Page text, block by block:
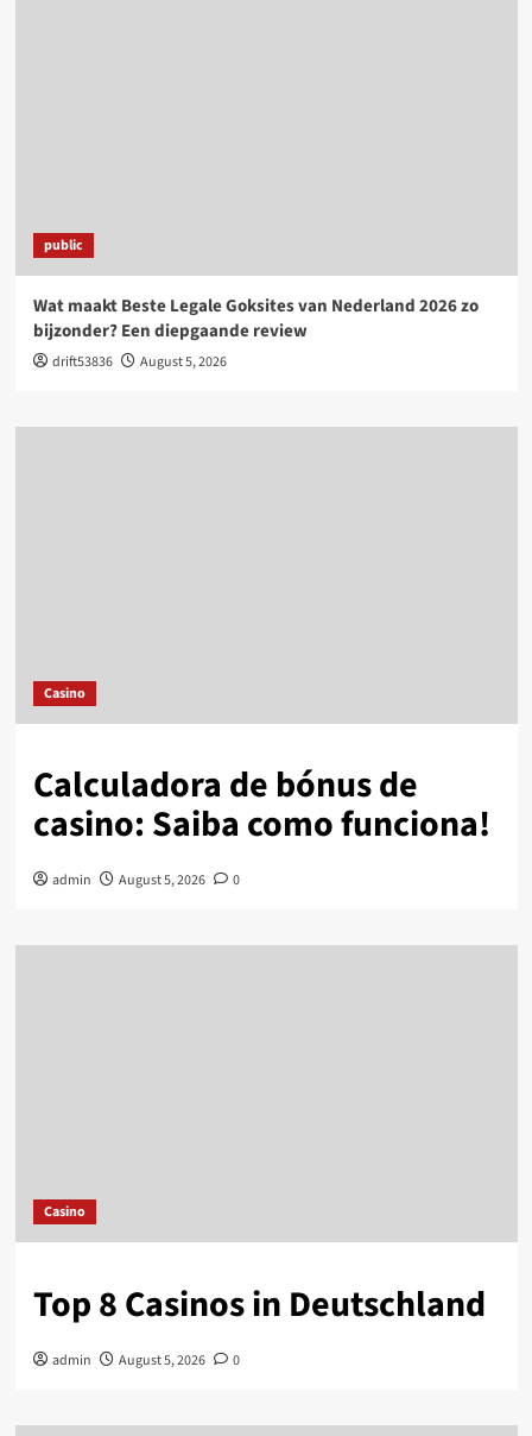
public
Wat maakt Beste Legale Goksites van Nederland 2026 zo
bijzonder? Een diepgaande review
drift53836 August 5, 2026
Casino
Calculadora de bónus de
casino: Saiba como funciona!
admin August 5, 2026 0
Casino
Top 8 Casinos in Deutschland
admin August 5, 2026 0